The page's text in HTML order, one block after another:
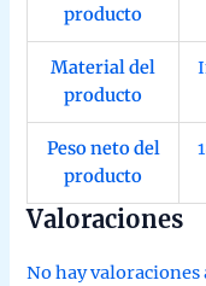
producto
Material del
producto
Peso neto del
producto
Valoraciones
No hay valoraciones